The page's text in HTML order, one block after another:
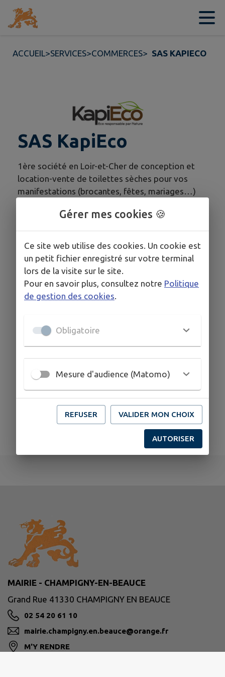
Contenu
ACCUEIL>SERVICES>COMMERCES> SAS KAPIECO
SAS KapiEco
1ère société en Loir-et-Cher de conception et
location-vente de toilettes sèches pour vos
manifestations (brocantes, fêtes, mariages…)
COORDONNÉES
Champigny en Beauce
www.kapieco.com
02 54 20 06 98
MAIRIE - CHAMPIGNY-EN-BEAUCE
Grand Rue 41330 CHAMPIGNY EN BEAUCE
02 54 20 61 10
mairie.champigny.en.beauce@orange.fr
M'Y RENDRE
Gérer mes cookies 🍪
Ce site web utilise des cookies. Un cookie est
un petit fichier enregistré sur votre terminal
lors de la visite sur le site.
Pour en savoir plus, consultez notre Politique
de gestion des cookies
Obligatoire
Mesure d'audience (Matomo)
REFUSER VALIDER MON CHOIX
AUTORISER